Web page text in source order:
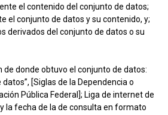
el contenido del conjunto de datos;
el conjunto de datos y su contenido, y;
derivados del conjunto de datos o su
de donde obtuvo el conjunto de datos:
[Siglas de la Dependencia o
Pública Federal]; Liga de internet de
la fecha de la de consulta en formato